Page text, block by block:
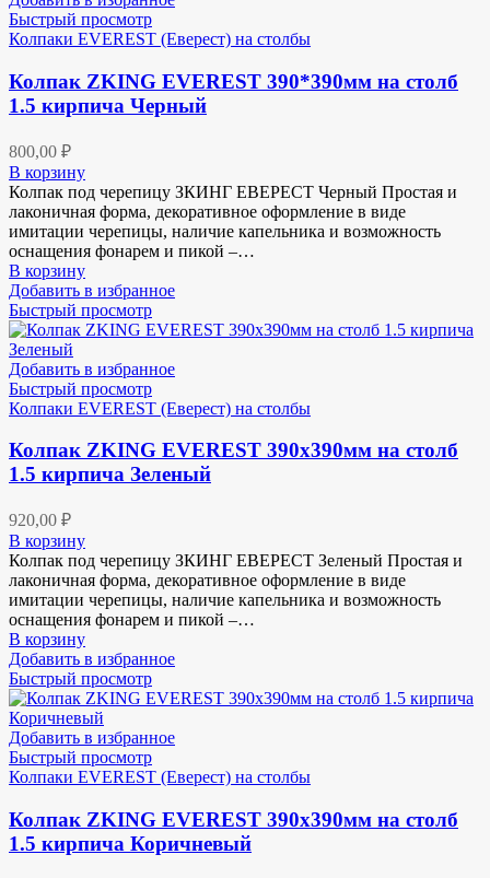
Быстрый просмотр
Колпаки EVEREST (Еверест) на столбы
Колпак ZKING EVEREST 390*390мм на столб
1.5 кирпича Черный
800,00 ₽
В корзину
Колпак под черепицу ЗКИНГ ЕВЕРЕСТ Черный Простая и
лаконичная форма, декоративное оформление в виде
имитации черепицы, наличие капельника и возможность
оснащения фонарем и пикой –…
В корзину
Добавить в избранное
Быстрый просмотр
Добавить в избранное
Быстрый просмотр
Колпаки EVEREST (Еверест) на столбы
Колпак ZKING EVEREST 390х390мм на столб
1.5 кирпича Зеленый
920,00 ₽
В корзину
Колпак под черепицу ЗКИНГ ЕВЕРЕСТ Зеленый Простая и
лаконичная форма, декоративное оформление в виде
имитации черепицы, наличие капельника и возможность
оснащения фонарем и пикой –…
В корзину
Добавить в избранное
Быстрый просмотр
Добавить в избранное
Быстрый просмотр
Колпаки EVEREST (Еверест) на столбы
Колпак ZKING EVEREST 390х390мм на столб
1.5 кирпича Коричневый